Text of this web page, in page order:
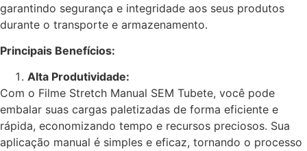
garantindo segurança e integridade aos seus produtos
durante o transporte e armazenamento.
Principais Benefícios:
Alta Produtividade:
Com o Filme Stretch Manual SEM Tubete, você pode
embalar suas cargas paletizadas de forma eficiente e
rápida, economizando tempo e recursos preciosos. Sua
aplicação manual é simples e eficaz, tornando o processo